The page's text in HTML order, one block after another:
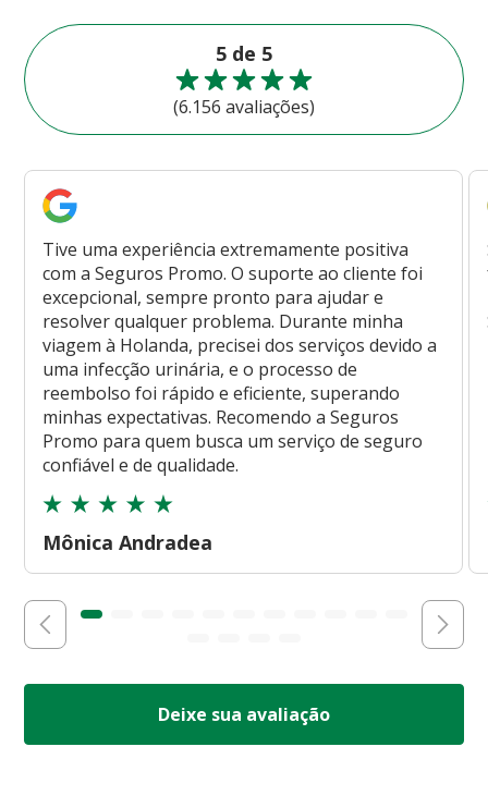
5 de 5
(6.156 avaliações)
Tive uma experiência extremamente positiva
com a Seguros Promo. O suporte ao cliente foi
excepcional, sempre pronto para ajudar e
resolver qualquer problema. Durante minha
viagem à Holanda, precisei dos serviços devido a
uma infecção urinária, e o processo de
reembolso foi rápido e eficiente, superando
minhas expectativas. Recomendo a Seguros
Promo para quem busca um serviço de seguro
confiável e de qualidade.
Mônica Andradea
Deixe sua avaliação